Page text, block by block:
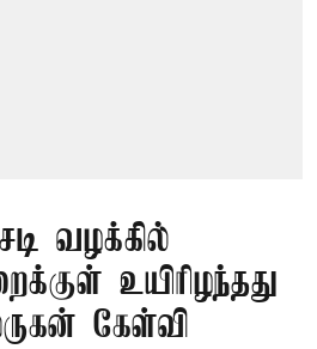
வழக்கில்
உயிரிழந்தது
கேள்வி